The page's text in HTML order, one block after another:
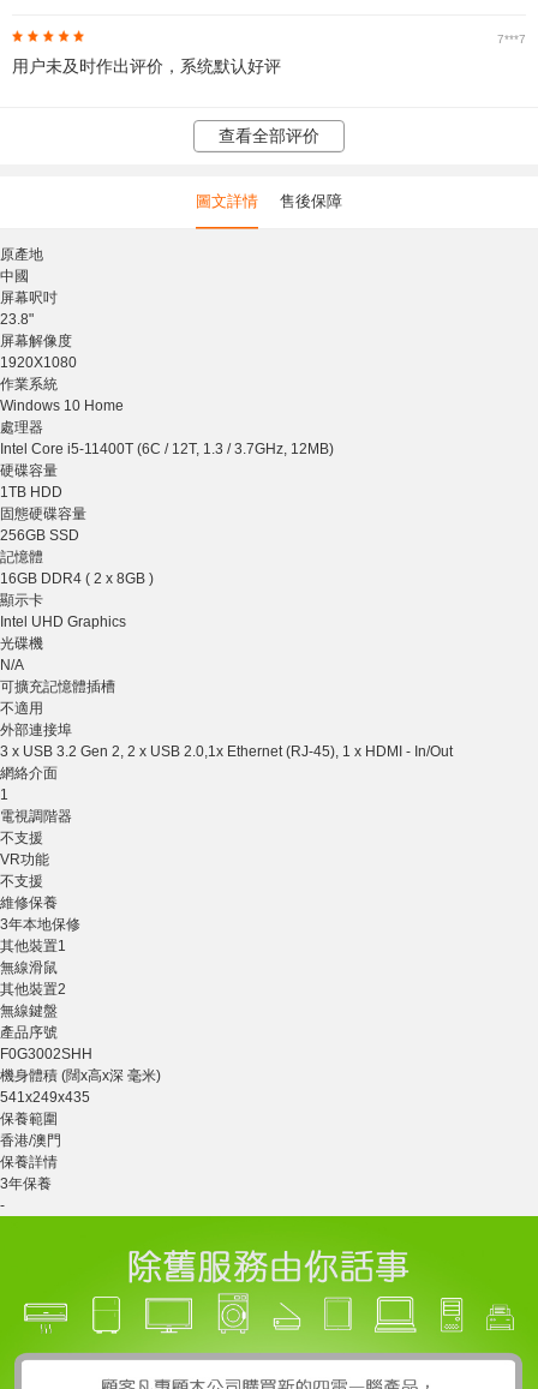
7***7
用户未及时作出评价，系统默认好评
查看全部评价
圖文詳情 售後保障
原產地
中國
屏幕呎吋
23.8"
屏幕解像度
1920X1080
作業系統
Windows 10 Home
處理器
Intel Core i5-11400T (6C / 12T, 1.3 / 3.7GHz, 12MB)
硬碟容量
1TB HDD
固態硬碟容量
256GB SSD
記憶體
16GB DDR4 ( 2 x 8GB )
顯示卡
Intel UHD Graphics
光碟機
N/A
可擴充記憶體插槽
不適用
外部連接埠
3 x USB 3.2 Gen 2, 2 x USB 2.0,1x Ethernet (RJ-45), 1 x HDMI - In/Out
網絡介面
1
電視調階器
不支援
VR功能
不支援
維修保養
3年本地保修
其他裝置1
無線滑鼠
其他裝置2
無線鍵盤
產品序號
F0G3002SHH
機身體積 (闊x高x深 毫米)
541x249x435
保養範圍
香港/澳門
保養詳情
3年保養
-